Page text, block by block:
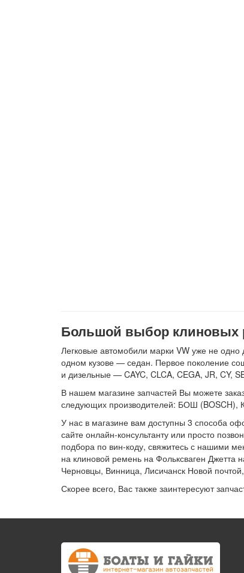
Большой выбор клиновых
Легковые автомобили марки VW уже не
одном кузове — седан. Первое поколение
и дизельные — CAYC, CLCA, CEGA, JR, CY,
В нашем магазине запчастей Вы можете
следующих производителей: БОШ
У нас в магазине вам доступны 3 способа
сайте онлайн-консультанту или просто
подбора по вин-коду, свяжитесь с нашими
на клиновой ремень на Фольксваген
Черновцы, Винница, Лисичанск Новой
Скорее всего, Вас также заинтересуют